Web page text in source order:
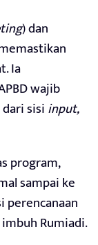
) dan
Ia
wajib
sisiinput,
program,
sampai ke
perencanaan
Rumiadi.